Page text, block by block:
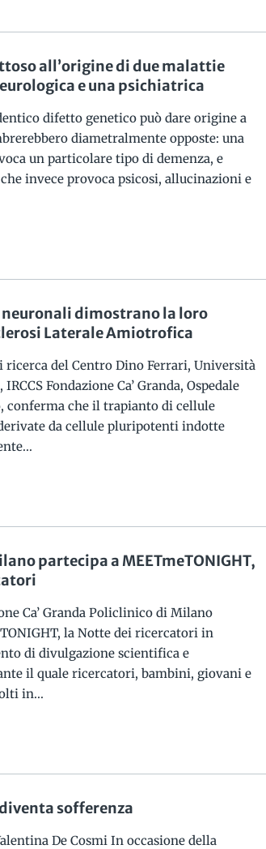
all’origine di due malattie
e una psichiatrica
difetto genetico può dare origine a
diametralmente opposte: una
un particolare tipo di demenza, e
invece provoca psicosi, allucinazioni e
dimostrano la loro
Laterale Amiotrofica
ricerca del Centro Dino Ferrari, Università
Fondazione Ca’ Granda, Ospedale
conferma che il trapianto di cellule
da cellule pluripotenti indotte
partecipa a MEETmeTONIGHT,
Ca’ Granda Policlinico di Milano
la Notte dei ricercatori in
di divulgazione scientifica e
il quale ricercatori, bambini, giovani e
in...
sofferenza
De Cosmi In occasione della